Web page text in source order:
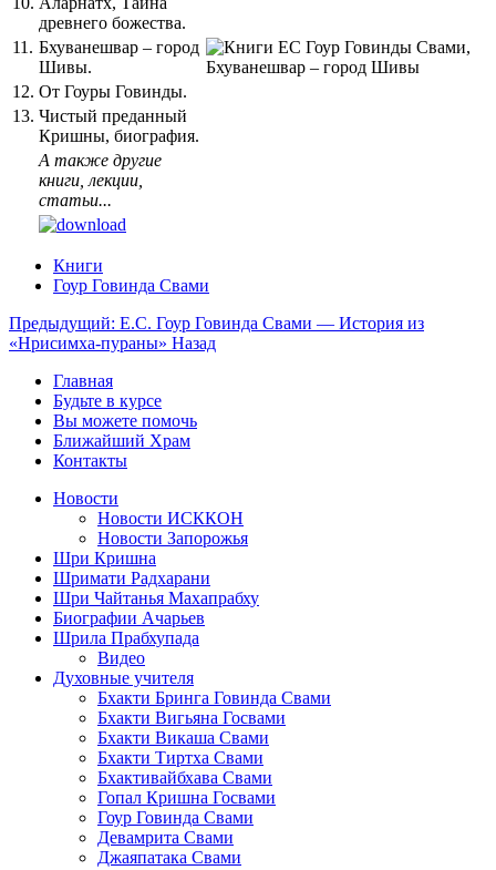
древнего божества.
11. Бхуванешвар – город
Шивы.
12. От Гоуры Говинды.
13. Чистый преданный
Кришны, биография.
А также другие
книги, лекции,
статьи...
Книги
Гоур Говинда Свами
Предыдущий: Е.С. Гоур Говинда Свами — История из
«Нрисимха-пураны» Назад
Главная
Будьте в курсе
Вы можете помочь
Ближайший Храм
Контакты
Новости
Новости ИСККОН
Новости Запорожья
Шри Кришна
Шримати Радхарани
Шри Чайтанья Махапрабху
Биографии Ачарьев
Шрила Прабхупада
Видео
Духовные учителя
Бхакти Бринга Говинда Свами
Бхакти Вигьяна Госвами
Бхакти Викаша Свами
Бхакти Тиртха Свами
Бхактивайбхава Свами
Гопал Кришна Госвами
Гоур Говинда Свами
Девамрита Свами
Джаяпатака Свами